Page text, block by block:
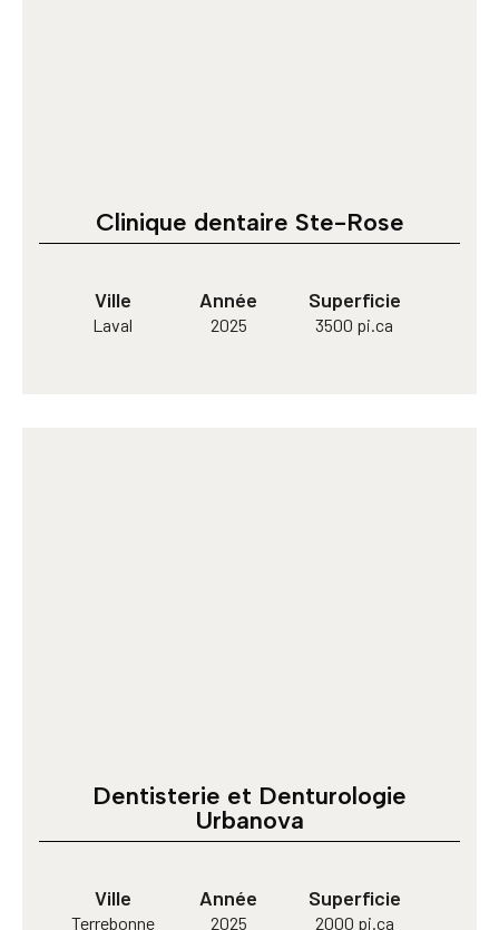
Clinique dentaire Ste-Rose
Ville
Laval
Année
2025
Superficie
3500 pi.ca
Dentisterie et Denturologie
Urbanova
Ville
Terrebonne
Année
2025
Superficie
2000 pi.ca